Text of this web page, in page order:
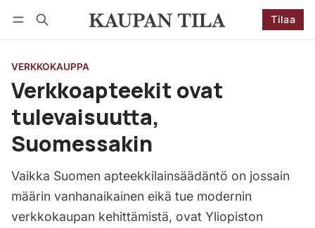
Tilaa
VERKKOKAUPPA
Verkkoapteekit ovat
tulevaisuutta,
Suomessakin
Vaikka Suomen apteekkilainsäädäntö on jossain
määrin vanhanaikainen eikä tue modernin
verkkokaupan kehittämistä, ovat Yliopiston